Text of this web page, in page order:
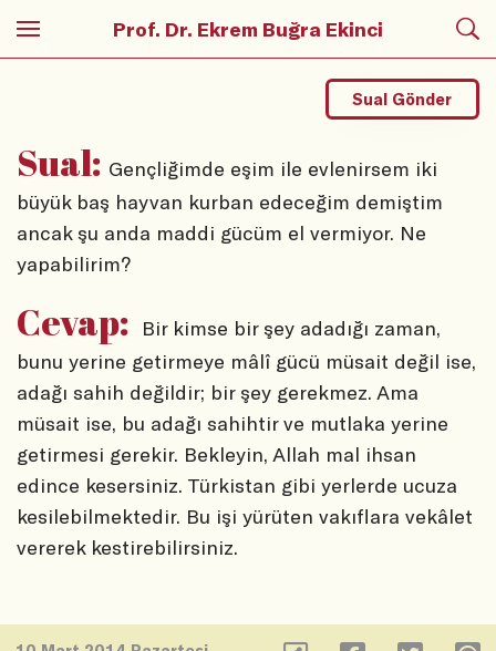
Prof. Dr. Ekrem Buğra Ekinci
Sual: Gençliğimde eşim ile evlenirsem iki
büyük baş hayvan kurban edeceğim demiştim
ancak şu anda maddi gücüm el vermiyor. Ne
yapabilirim?
Sual Gönder
Cevap:
Bir kimse bir şey adadığı zaman,
bunu yerine getirmeye mâlî gücü müsait değil ise,
adağı sahih değildir; bir şey gerekmez. Ama
müsait ise, bu adağı sahihtir ve mutlaka yerine
getirmesi gerekir. Bekleyin, Allah mal ihsan
edince kesersiniz. Türkistan gibi yerlerde ucuza
kesilebilmektedir. Bu işi yürüten vakıflara vekâlet
vererek kestirebilirsiniz.